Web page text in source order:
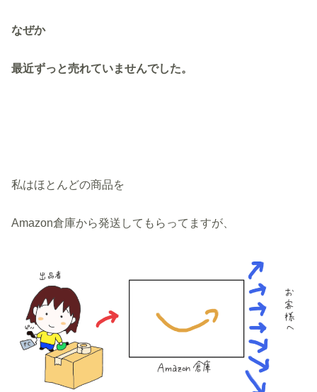
なぜか
最近ずっと売れていませんでした。
私はほとんどの商品を
Amazon倉庫から発送してもらってますが、